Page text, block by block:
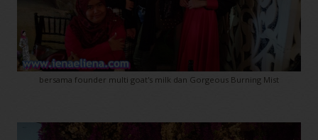
bersama founder multi goat's milk dan Gorgeous Burning Mist